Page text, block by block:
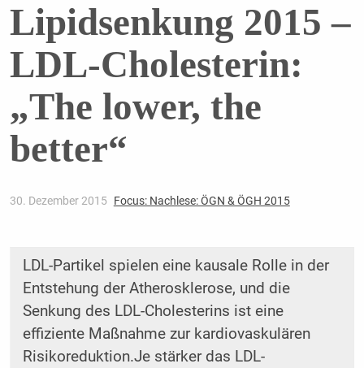
Lipidsenkung 2015 –
LDL-Cholesterin:
„The lower, the
better“
30. Dezember 2015 Focus: Nachlese: ÖGN & ÖGH 2015
LDL-Partikel spielen eine kausale Rolle in der
Entstehung der Atherosklerose, und die
Senkung des LDL-Cholesterins ist eine
effiziente Maßnahme zur kardio­vaskulären
Risikoreduktion.Je stärker das LDL-